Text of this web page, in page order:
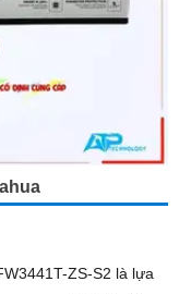
ZS-S2 là lựa